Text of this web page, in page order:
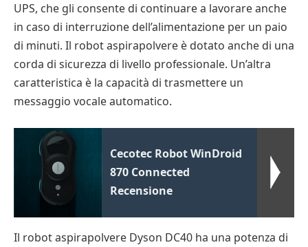
UPS, che gli consente di continuare a lavorare anche
in caso di interruzione dell’alimentazione per un paio
di minuti. Il robot aspirapolvere è dotato anche di una
corda di sicurezza di livello professionale. Un’altra
caratteristica è la capacità di trasmettere un
messaggio vocale automatico.
Cecotec Robot WinDroid
870 Connected
Recensione
Il robot aspirapolvere Dyson DC40 ha una potenza di